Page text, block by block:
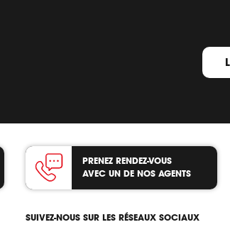
PRENEZ RENDEZ-VOUS
AVEC UN DE NOS AGENTS
SUIVEZ-NOUS SUR LES RÉSEAUX SOCIAUX